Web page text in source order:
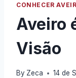
CONHECER
Aveiro
Visão
By Zeca 14 de